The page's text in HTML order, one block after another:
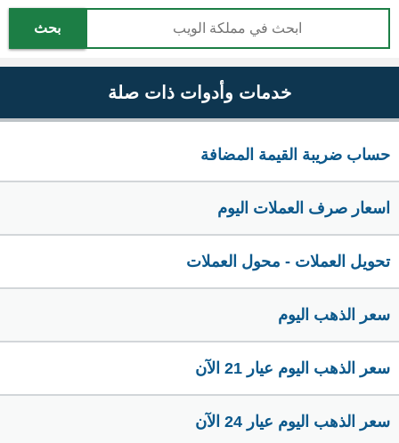
بحث
خدمات وأدوات ذات صلة
حساب ضريبة القيمة المضافة
اسعار صرف العملات اليوم
تحويل العملات - محول العملات
سعر الذهب اليوم
سعر الذهب اليوم عيار 21 الآن
سعر الذهب اليوم عيار 24 الآن